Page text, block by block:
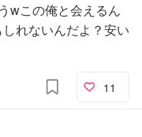
wこの俺と会えるん
れないんだよ？安い
11